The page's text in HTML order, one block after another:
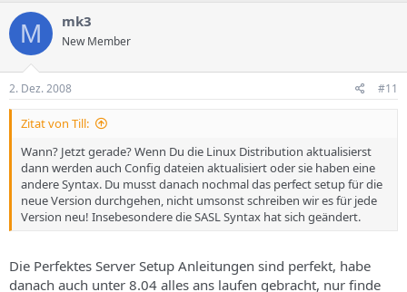
M mk3
New Member
2. Dez. 2008 #11
Zitat von Till:
Wann? Jetzt gerade? Wenn Du die Linux Distribution aktualisierst
dann werden auch Config dateien aktualisiert oder sie haben eine
andere Syntax. Du musst danach nochmal das perfect setup für die
neue Version durchgehen, nicht umsonst schreiben wir es für jede
Version neu! Insebesondere die SASL Syntax hat sich geändert.
Die Perfektes Server Setup Anleitungen sind perfekt, habe
danach auch unter 8.04 alles ans laufen gebracht, nur finde